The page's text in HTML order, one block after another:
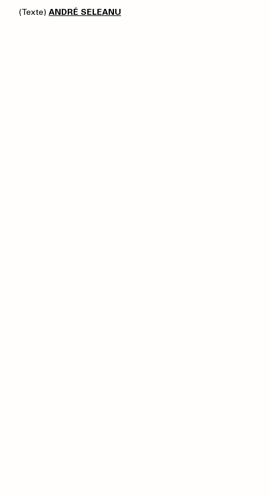
(Texte) ANDRÉ SELEANU